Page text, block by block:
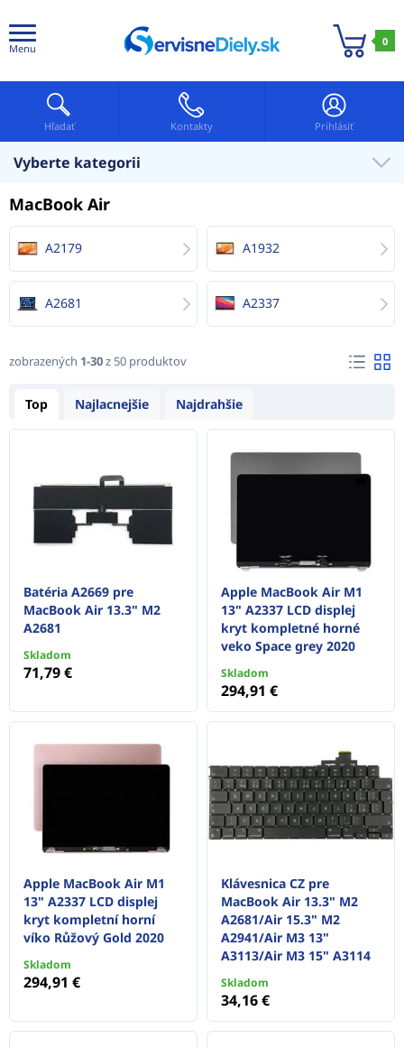
Menu
0
Hľadať Kontakty Prihlásiť
Vyberte kategorii
MacBook Air
A2179 A1932
A2681 A2337
zobrazených 1-30z 50 produktov
Top Najlacnejšie Najdrahšie
Batéria A2669 pre
MacBook Air 13.3" M2
A2681
Skladom
71,79 €
Apple MacBook Air M1
13" A2337 LCD displej
kryt kompletné horné
veko Space grey 2020
Skladom
294,91 €
Apple MacBook Air M1
13" A2337 LCD displej
kryt kompletní horní
víko Růžový Gold 2020
Skladom
294,91 €
Klávesnica CZ pre
MacBook Air 13.3" M2
A2681/Air 15.3" M2
A2941/Air M3 13"
A3113/Air M3 15" A3114
Skladom
34,16 €